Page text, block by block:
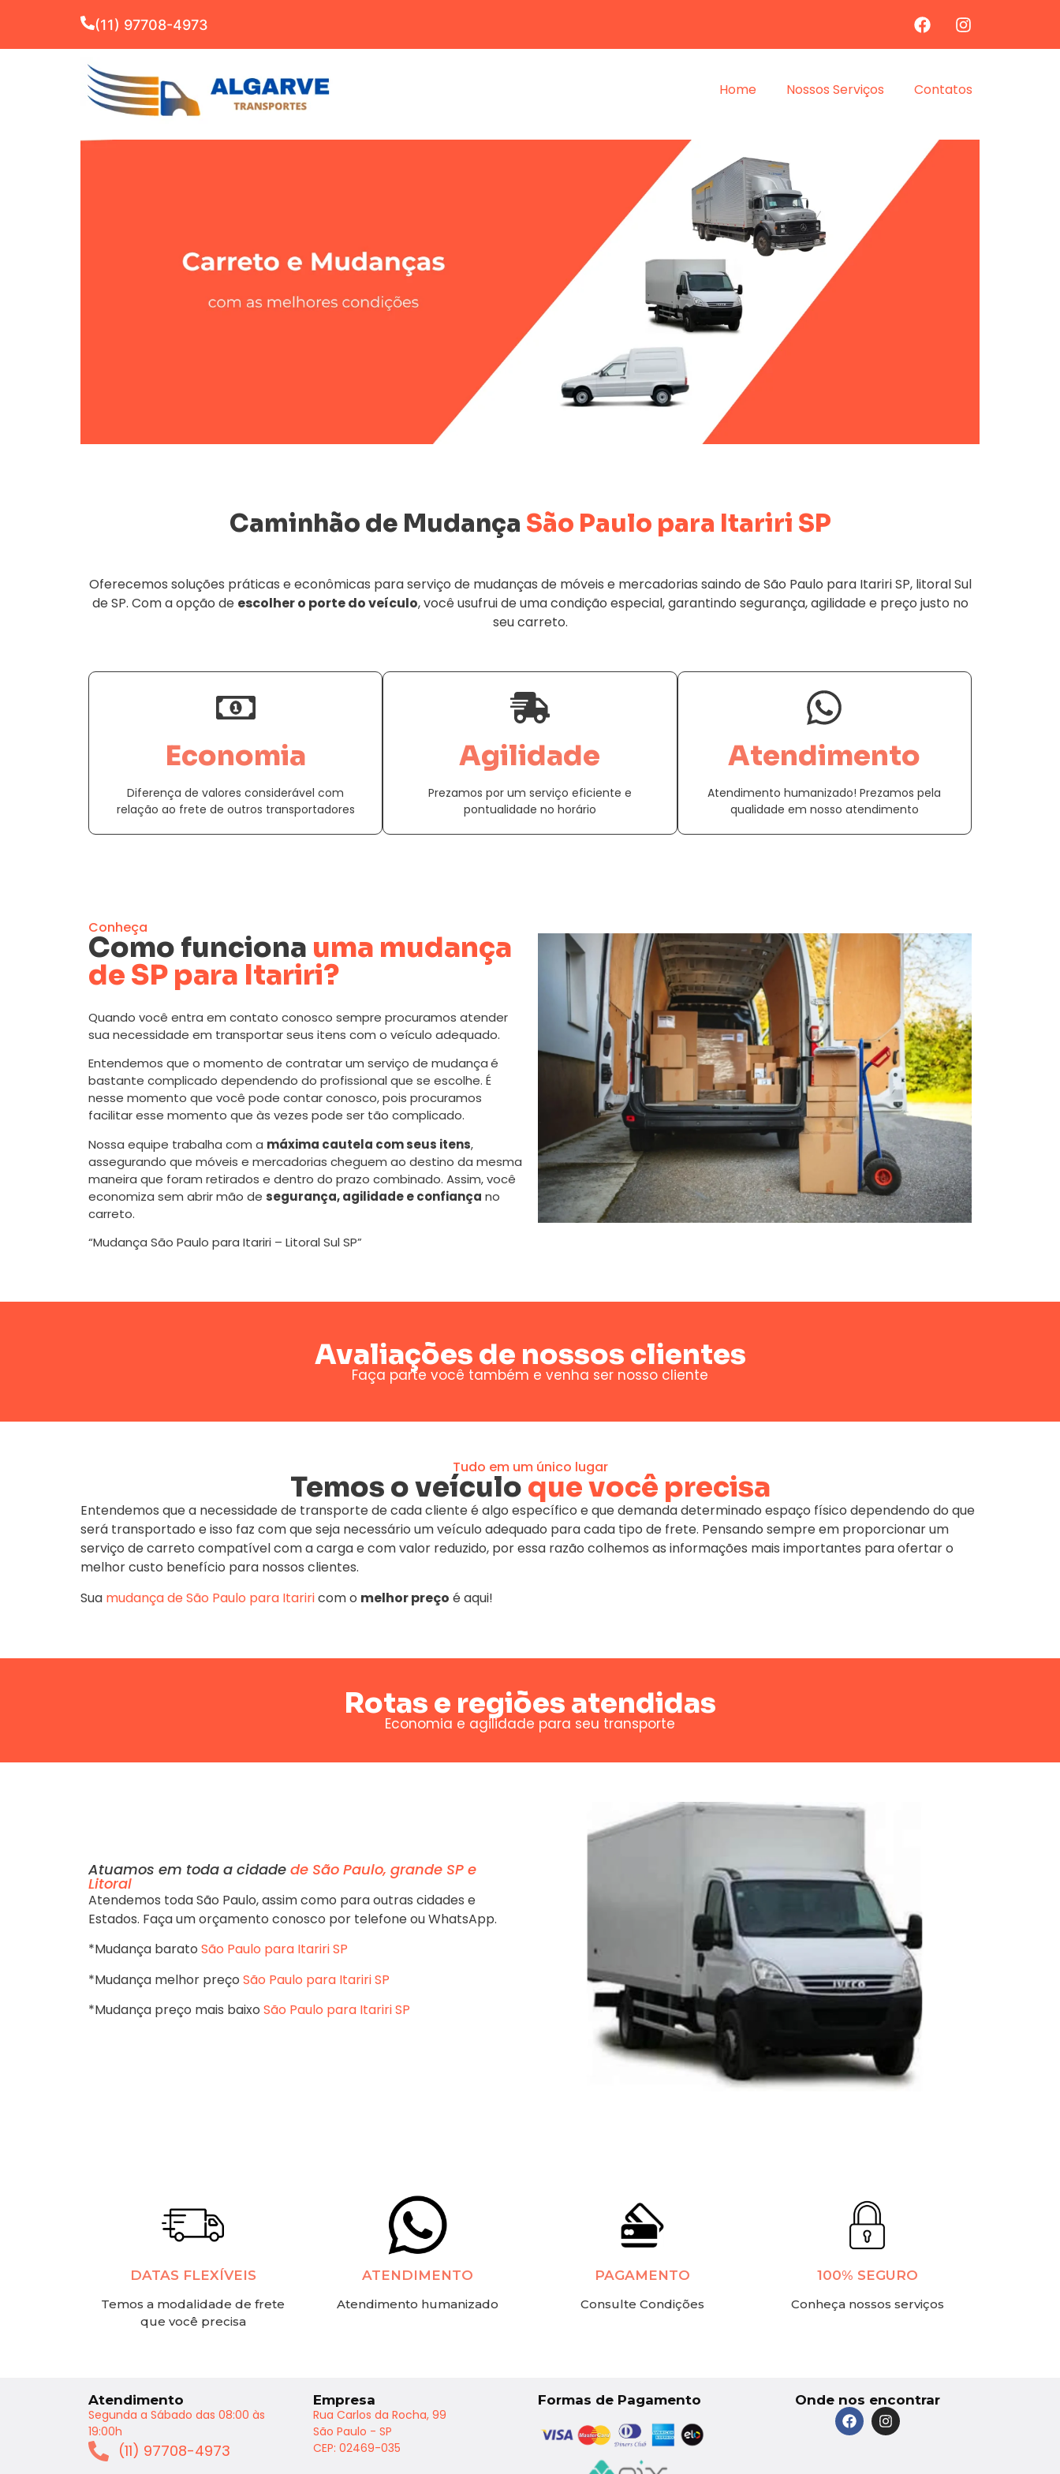
(11) 97708-4973
Home Nossos Serviços Contatos
Caminhão de Mudança São Paulo para Itariri SP
Oferecemos soluções práticas e econômicas para serviço de mudanças de móveis e mercadorias saindo de São Paulo para Itariri SP, litoral Sul
de SP. Com a opção de escolher o porte do veículo, você usufrui de uma condição especial, garantindo segurança, agilidade e preço justo no
seu carreto.
Economia
Diferença de valores considerável com
relação ao frete de outros transportadores
Agilidade
Prezamos por um serviço eficiente e
pontualidade no horário
Atendimento
Atendimento humanizado! Prezamos pela
qualidade em nosso atendimento
Conheça
Como funciona uma mudança
de SP para Itariri?
Quando você entra em contato conosco sempre procuramos atender
sua necessidade em transportar seus itens com o veículo adequado.
Entendemos que o momento de contratar um serviço de mudançaé
bastante complicado dependendo do profissional que se escolhe. É
nesse momento que você pode contar conosco, pois procuramos
facilitar esse momento que às vezes pode ser tão complicado.
Nossa equipe trabalha com a máxima cautela com seus itens,
assegurando que móveis e mercadorias cheguem ao destino da mesma
maneira que foram retirados e dentro do prazo combinado. Assim, você
economiza sem abrir mão de segurança, agilidade e confiança no
carreto.
“Mudança São Paulo para Itariri – Litoral Sul SP”
Avaliações de nossos clientes
Faça parte você também e venha ser nosso cliente
Tudo em um único lugar
Temos o veículo que você precisa
Entendemos que a necessidade de transporte de cada cliente é algo específico e que demanda determinado espaço físico dependendo do que
será transportado e isso faz com que seja necessário um veículo adequado para cada tipo de frete. Pensando sempre em proporcionar um
serviço de carreto compatível com a carga e com valor reduzido, por essa razão colhemos as informações mais importantes para ofertar o
melhor custo benefício para nossos clientes.
Sua mudança de São Paulo para Itariricom o melhor preço é aqui!
Rotas e regiões atendidas
Economia e agilidade para seu transporte
Atuamos em toda a cidade de São Paulo, grande SP e
Litoral
Atendemos toda São Paulo, assim como para outras cidades e
Estados. Faça um orçamento conosco por telefone ou WhatsApp.
*Mudança barato São Paulo para Itariri SP
*Mudança melhor preço São Paulo para Itariri SP
*Mudança preço mais baixo São Paulo para Itariri SP
DATAS FLEXÍVEIS
Temos a modalidade de frete
que você precisa
ATENDIMENTO
Atendimento humanizado
PAGAMENTO
Consulte Condições
100% SEGURO
Conheça nossos serviços
Atendimento
Segunda a Sábado das 08:00 às
19:00h
(11) 97708-4973
Empresa
Rua Carlos da Rocha, 99
São Paulo - SP
CEP: 02469-035
Formas de Pagamento Onde nos encontrar